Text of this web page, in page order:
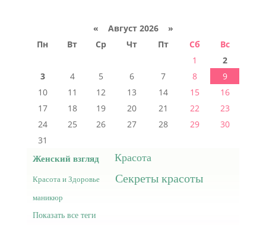
« Август 2026 »
Пн
Вт Ср Чт Пт Сб
Вс
1
2
3
4 5 6 7 8
9
10
11 12 13 14 15
16
17
18 19 20 21 22
23
24
25 26 27 28 29
30
31
Женский взгляд Красота
Красота и Здоровье Секреты красоты
маникюр
Показать все теги